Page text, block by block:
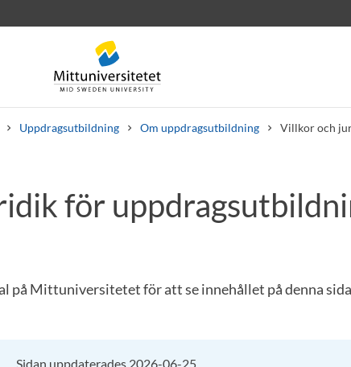
Uppdragsutbildning Om uppdragsutbildning Villkor och
Lediga jobbför
på Mittuniversitetet för att se innehållet på denna
Sidan uppdaterades 2026-06-25